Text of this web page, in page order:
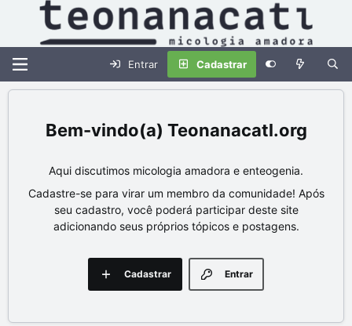
Entrar Cadastrar
Teonanacatl.org
Aqui discutimos micologia amadora e enteogenia.
Cadastre-se para virar um membro da comunidade! Após
seu cadastro, você poderá participar deste site
adicionando seus próprios tópicos e postagens.
Entrar
Cadastrar